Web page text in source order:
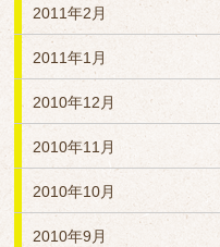
2011年2月
2011年1月
2010年12月
2010年11月
2010年10月
2010年9月